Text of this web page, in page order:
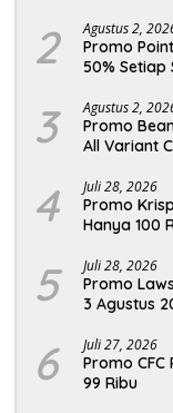
2 Agustus 2,
Promo
50% Setiap
3 Agustus 2,
Promo
All Variant
4 Juli 28, 2026
Promo
Hanya 100
5 Juli 28, 2026
Promo
3 Agustus
6 Juli 27, 2026
Promo
99 Ribu